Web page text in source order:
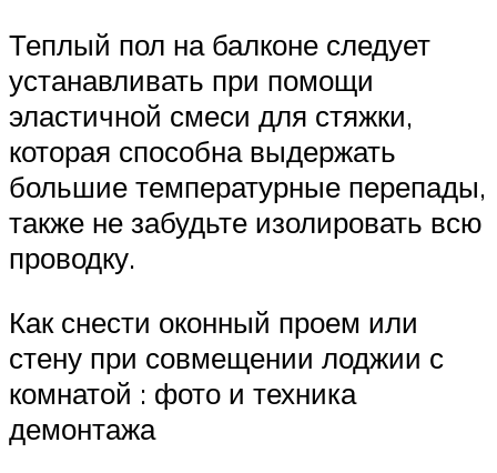
Теплый пол на балконе следует
устанавливать при помощи
эластичной смеси для стяжки,
которая способна выдержать
большие температурные перепады,
также не забудьте изолировать всю
проводку.
Как снести оконный проем или
стену при совмещении лоджии с
комнатой : фото и техника
демонтажа